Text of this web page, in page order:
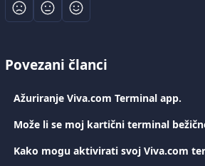
Povezani članci
Ažuriranje Viva.com Terminal app.
Može li se moj kartični terminal
Kako mogu aktivirati svoj Viva.com